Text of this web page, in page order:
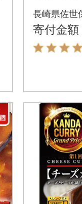
長崎県佐世
寄付金額